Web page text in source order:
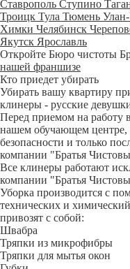
Ставрополь Ступино
Троицк Тула Тюмень
Химки Челябинск
Якутск Ярославль
Откройте Бюро чистоты
нашей франшизе
Кто приедет убирать
Убирать вашу квартиру
клинеры - русские
Перед приемом на работу
нашем обучающем центре,
безопасности и только
компании "Братья
Все клинеры работают
компании "Братья
Уборка производится с
технических и
привозят с собой:
Швабра
Тряпки из микрофибры
Тряпки для мытья окон